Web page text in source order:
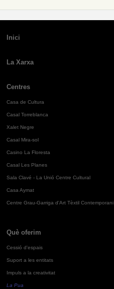
Inici
La Xarxa
Centres
Casa de Cultura
Casal Torreblanca
Xalet Negre
Casal Mira-sol
Casino La Floresta
Casal Les Planes
Sala Clavé - La Unió Centre Cultural
Casa Aymat
Centre Grau-Garriga d'Art Tèxtil Contemporani
Què oferim
Cessió d'espais
Suport a les entitats
Impuls a la creativitat
La Pua